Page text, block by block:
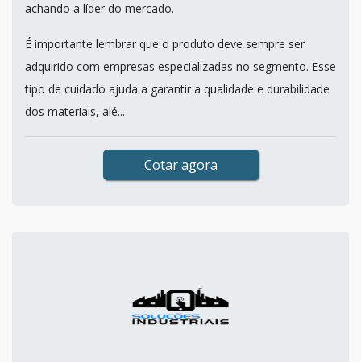
achando a líder do mercado.
É importante lembrar que o produto deve sempre ser
adquirido com empresas especializadas no segmento. Esse
tipo de cuidado ajuda a garantir a qualidade e durabilidade
dos materiais, alé...
Cotar agora